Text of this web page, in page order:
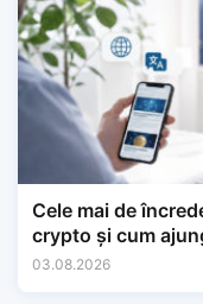
Cele mai de
crypto și cum
03.08.2026